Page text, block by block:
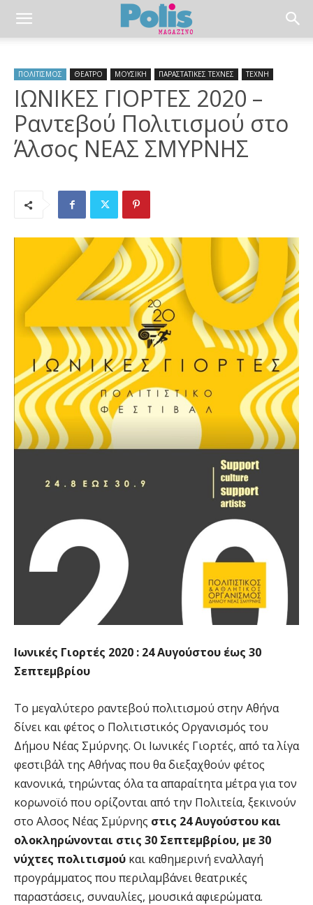
ΠΟΛΙΤΙΣΜΟΣ ΘΕΑΤΡΟ ΜΟΥΣΙΚΗ ΠΑΡΑΣΤΑΤΙΚΕΣ ΤΕΧΝΕΣ ΤΕΧΝΗ
IΩNIKEΣ ΓIOΡTEΣ 2020 –
Ραντεβού Πολιτισμού στο
Άλσος ΝΕΑΣ ΣΜΥΡΝΗΣ
Ιωνικές Γιορτές 2020 : 24 Αυγούστου έως 30
Σεπτεμβρίου
Το μεγαλύτερο ραντεβού πολιτισμού στην Αθήνα
δίνει και φέτος ο Πολιτιστικός Οργανισμός του
Δήμου Νέας Σμύρνης. Οι Ιωνικές Γιορτές, από τα λίγα
φεστιβάλ της Αθήνας που θα διεξαχθούν φέτος
κανονικά, τηρώντας όλα τα απαραίτητα μέτρα για τον
κορωνοϊό που ορίζονται από την Πολιτεία, ξεκινούν
στο Αλσος Νέας Σμύρνης στις 24 Αυγούστου και
ολοκληρώνονται στις 30 Σεπτεμβρίου, με 30
νύχτες πολιτισμού και καθημερινή εναλλαγή
προγράμματος που περιλαμβάνει θεατρικές
παραστάσεις, συναυλίες, μουσικά αφιερώματα.